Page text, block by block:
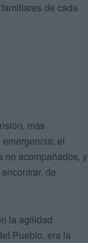
de cada
más
el
no acompañados, y
de
la agilidad
Pueblo, era la